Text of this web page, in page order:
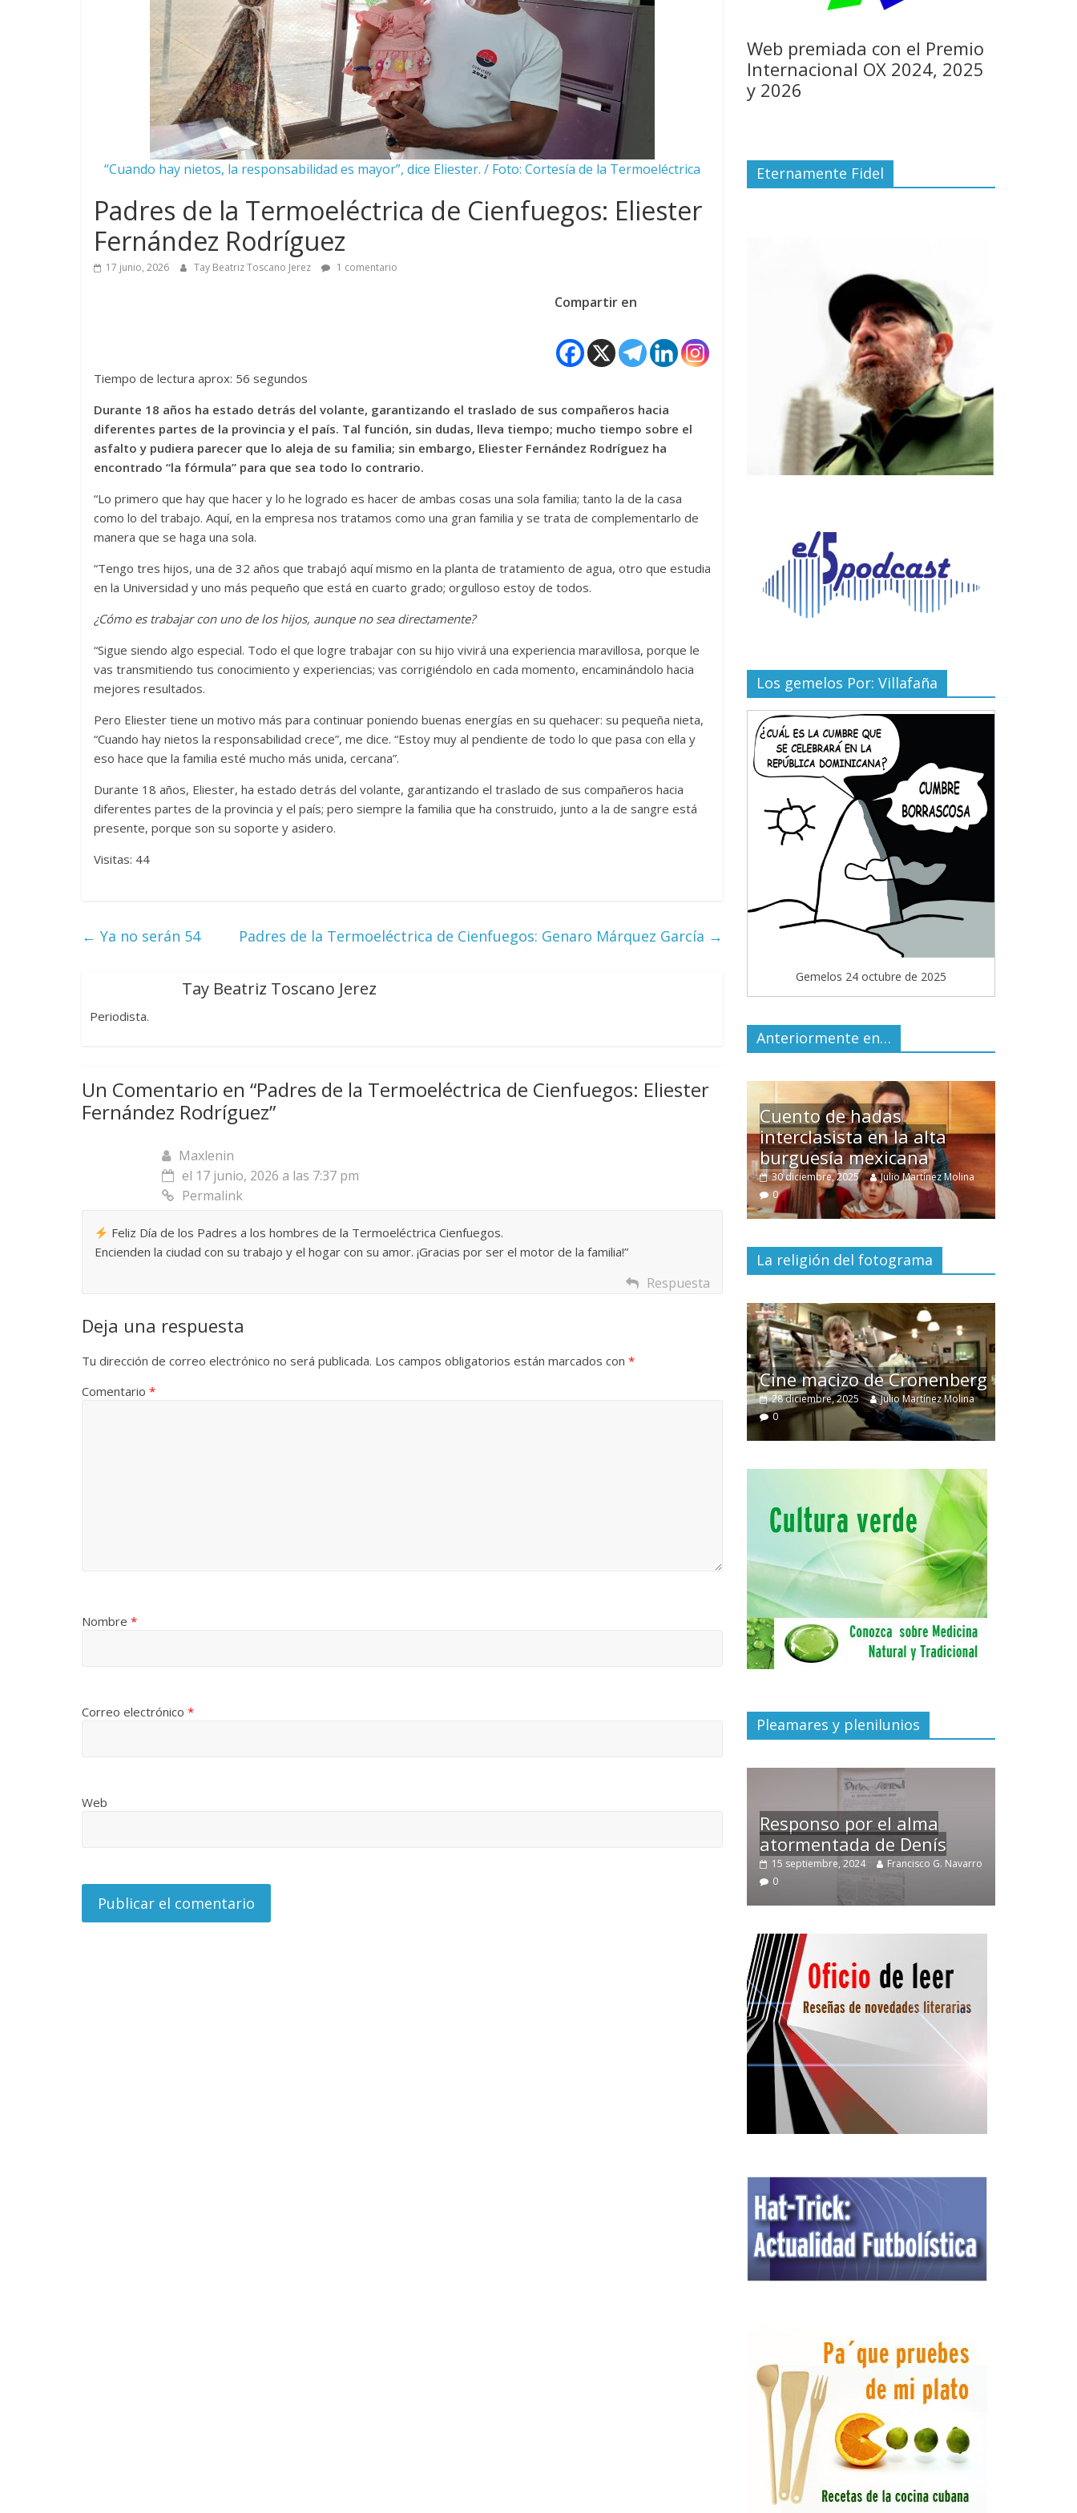
“Cuando hay nietos, la responsabilidad es mayor”, dice Eliester. / Foto: Cortesía de la Termoeléctrica
Padres de la Termoeléctrica de Cienfuegos: Eliester
Fernández Rodríguez
17 junio, 2026 Tay Beatriz Toscano Jerez 1 comentario
Compartir en
Tiempo de lectura aprox: 56 segundos
Durante 18 años ha estado detrás del volante, garantizando el traslado de sus compañeros hacia
diferentes partes de la provincia y el país. Tal función, sin dudas, lleva tiempo; mucho tiempo sobre el
asfalto y pudiera parecer que lo aleja de su familia; sin embargo, Eliester Fernández Rodríguez ha
encontrado “la fórmula” para que sea todo lo contrario.
“Lo primero que hay que hacer y lo he logrado es hacer de ambas cosas una sola familia; tanto la de la casa
como lo del trabajo. Aquí, en la empresa nos tratamos como una gran familia y se trata de complementarlo de
manera que se haga una sola.
“Tengo tres hijos, una de 32 años que trabajó aquí mismo en la planta de tratamiento de agua, otro que estudia
en la Universidad y uno más pequeño que está en cuarto grado; orgulloso estoy de todos.
¿Cómo es trabajar con uno de los hijos, aunque no sea directamente?
“Sigue siendo algo especial. Todo el que logre trabajar con su hijo vivirá una experiencia maravillosa, porque le
vas transmitiendo tus conocimiento y experiencias; vas corrigiéndolo en cada momento, encaminándolo hacia
mejores resultados.
Pero Eliester tiene un motivo más para continuar poniendo buenas energías en su quehacer: su pequeña nieta,
“Cuando hay nietos la responsabilidad crece”, me dice. “Estoy muy al pendiente de todo lo que pasa con ella y
eso hace que la familia esté mucho más unida, cercana”.
Durante 18 años, Eliester, ha estado detrás del volante, garantizando el traslado de sus compañeros hacia
diferentes partes de la provincia y el país; pero siempre la familia que ha construido, junto a la de sangre está
presente, porque son su soporte y asidero.
Visitas: 44
← Ya no serán 54 Padres de la Termoeléctrica de Cienfuegos: Genaro Márquez García →
Tay Beatriz Toscano Jerez
Periodista.
Un Comentario en “Padres de la Termoeléctrica de Cienfuegos: Eliester
Fernández Rodríguez”
Maxlenin
el 17 junio, 2026 a las 7:37 pm
Permalink
Feliz Día de los Padres a los hombres de la Termoeléctrica Cienfuegos.
Encienden la ciudad con su trabajo y el hogar con su amor. ¡Gracias por ser el motor de la familia!”
Respuesta
Deja una respuesta
Tu dirección de correo electrónico no será publicada. Los campos obligatorios están marcados con *
Comentario *
Nombre *
Correo electrónico *
Web
Web premiada con el Premio
Internacional OX 2024, 2025
y 2026
Eternamente Fidel
Los gemelos Por: Villafaña
Gemelos 24 octubre de 2025
Anteriormente en…
Las series-caramelos de
Julio Martínez Molina 0
de muchas telenovelas
Un hombre entre dos
mundos
15 mayo, 2026 Julio Martínez Molina 0
La religión del fotograma
Terror chamánico coreano
Divertida comedia
Cine macizo de Cronenberg
El documentalNuestra
tierray el despojo de los
pueblos originarios
30 junio, 2026 Julio Martínez Molina 0
Pleamares y plenilunios
12 octubre, 2024 Francisco G. Navarro 0
Temprano oficio de lector
2 noviembre, 2024
Francisco G. Navarro